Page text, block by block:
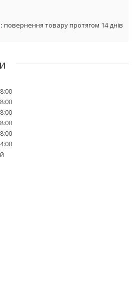
повернення товару протягом 14 днів